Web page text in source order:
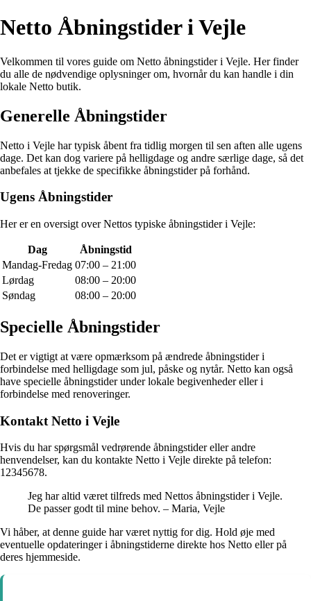
Netto Åbningstider i Vejle
Velkommen til vores guide om Netto åbningstider i Vejle. Her finder
du alle de nødvendige oplysninger om, hvornår du kan handle i din
lokale Netto butik.
Generelle Åbningstider
Netto i Vejle har typisk åbent fra tidlig morgen til sen aften alle ugens
dage. Det kan dog variere på helligdage og andre særlige dage, så det
anbefales at tjekke de specifikke åbningstider på forhånd.
Ugens Åbningstider
Her er en oversigt over Nettos typiske åbningstider i Vejle:
Dag
Åbningstid
Mandag-Fredag 07:00 – 21:00
Lørdag
08:00 – 20:00
Søndag
08:00 – 20:00
Specielle Åbningstider
Det er vigtigt at være opmærksom på ændrede åbningstider i
forbindelse med helligdage som jul, påske og nytår. Netto kan også
have specielle åbningstider under lokale begivenheder eller i
forbindelse med renoveringer.
Kontakt Netto i Vejle
Hvis du har spørgsmål vedrørende åbningstider eller andre
henvendelser, kan du kontakte Netto i Vejle direkte på telefon:
12345678.
Jeg har altid været tilfreds med Nettos åbningstider i Vejle.
De passer godt til mine behov. – Maria, Vejle
Vi håber, at denne guide har været nyttig for dig. Hold øje med
eventuelle opdateringer i åbningstiderne direkte hos Netto eller på
deres hjemmeside.